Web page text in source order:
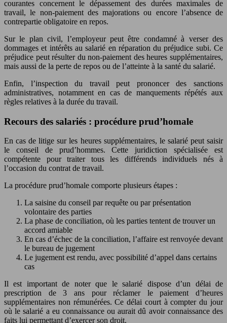
courantes concernent le dépassement des durées maximales de
travail, le non-paiement des majorations ou encore l’absence de
contrepartie obligatoire en repos.
Sur le plan civil, l’employeur peut être condamné à verser des
dommages et intérêts au salarié en réparation du préjudice subi. Ce
préjudice peut résulter du non-paiement des heures supplémentaires,
mais aussi de la perte de repos ou de l’atteinte à la santé du salarié.
Enfin, l’inspection du travail peut prononcer des sanctions
administratives, notamment en cas de manquements répétés aux
règles relatives à la durée du travail.
Recours des salariés : procédure prud’homale
En cas de litige sur les heures supplémentaires, le salarié peut saisir
le conseil de prud’hommes. Cette juridiction spécialisée est
compétente pour traiter tous les différends individuels nés à
l’occasion du contrat de travail.
La procédure prud’homale comporte plusieurs étapes :
La saisine du conseil par requête ou par présentation
volontaire des parties
La phase de conciliation, où les parties tentent de trouver un
accord amiable
En cas d’échec de la conciliation, l’affaire est renvoyée devant
le bureau de jugement
Le jugement est rendu, avec possibilité d’appel dans certains
cas
Il est important de noter que le salarié dispose d’un délai de
prescription de 3 ans pour réclamer le paiement d’heures
supplémentaires non rémunérées. Ce délai court à compter du jour
où le salarié a eu connaissance ou aurait dû avoir connaissance des
faits lui permettant d’exercer son droit.